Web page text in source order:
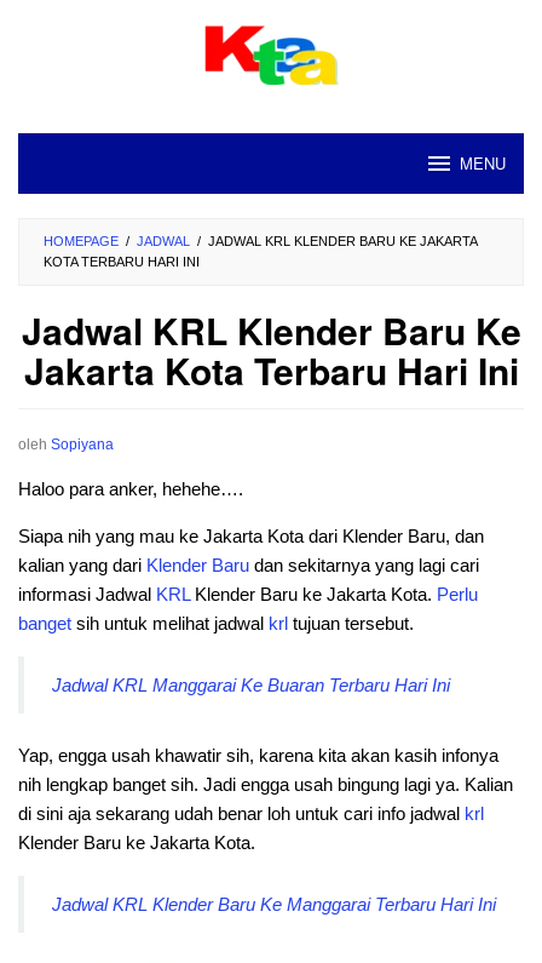
MENU
HOMEPAGE / JADWAL / JADWAL KRL KLENDER BARU KE JAKARTA
KOTA TERBARU HARI INI
Jadwal KRL Klender Baru Ke
Jakarta Kota Terbaru Hari Ini
oleh Sopiyana
Haloo para anker, hehehe….
Siapa nih yang mau ke Jakarta Kota dari Klender Baru, dan
kalian yang dari Klender Baru dan sekitarnya yang lagi cari
informasi Jadwal KRLKlender Baru ke Jakarta Kota. Perlu
banget sih untuk melihat jadwal krl tujuan tersebut.
Jadwal KRL Manggarai Ke Buaran Terbaru Hari Ini
Yap, engga usah khawatir sih, karena kita akan kasih infonya
nih lengkap banget sih. Jadi engga usah bingung lagi ya. Kalian
di sini aja sekarang udah benar loh untuk cari info jadwal krl
Klender Baru ke Jakarta Kota.
Jadwal KRL Klender Baru Ke Manggarai Terbaru Hari Ini